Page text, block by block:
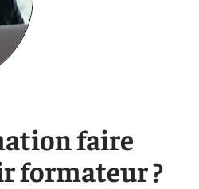
faire
formateur ?